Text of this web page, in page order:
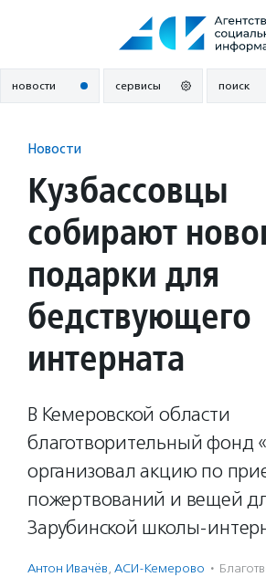
новости сервисы поиск
Новости
Кузбассовцы
собирают
подарки для
бедствующего
интерната
В Кемеровской области
благотворительный фонд
организовал акцию по
пожертвований и вещей
Зарубинской школы-
Антон Ивачёв, АСИ-Кемерово ·